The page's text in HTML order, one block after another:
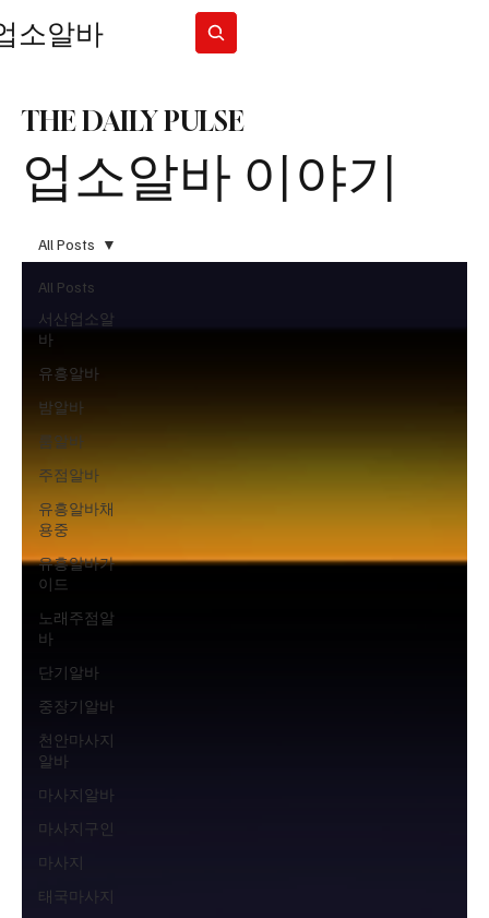
소알바
업소알바 이야기
THE DAILY PULSE
All Posts
서산업소알
바
유흥알바
밤알바
룸알바
주점알바
유흥알바채
용중
유흥알바가
이드
노래주점알
바
단기알바
중장기알바
천안마사지
알바
마사지알바
마사지구인
마사지
태국마사지
All Posts